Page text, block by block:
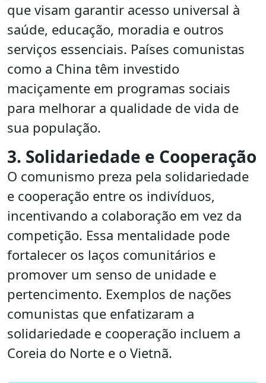
que visam garantir acesso universal à
saúde, educação, moradia e outros
serviços essenciais. Países comunistas
como a China têm investido
maciçamente em programas sociais
para melhorar a qualidade de vida de
sua população.
3. Solidariedade e Cooperação
O comunismo preza pela solidariedade
e cooperação entre os indivíduos,
incentivando a colaboração em vez da
competição. Essa mentalidade pode
fortalecer os laços comunitários e
promover um senso de unidade e
pertencimento. Exemplos de nações
comunistas que enfatizaram a
solidariedade e cooperação incluem a
Coreia do Norte e o Vietnã.